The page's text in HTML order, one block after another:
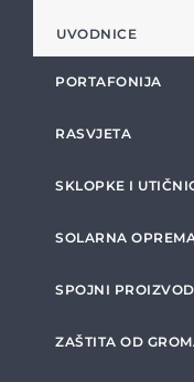
UVODNICE
PORTAFONIJA
RASVJETA
SKLOPKE I
SOLARNA
SPOJNI
ZAŠTITA OD